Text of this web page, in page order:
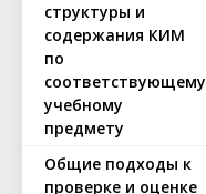
структуры и
содержания КИМ
по
соответствующему
учебному
предмету
Общие подходы к
проверке и оценке